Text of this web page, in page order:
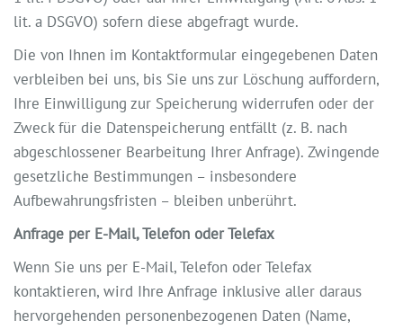
lit. a DSGVO) sofern diese abgefragt wurde.
Die von Ihnen im Kontaktformular eingegebenen Daten
verbleiben bei uns, bis Sie uns zur Löschung auffordern,
Ihre Einwilligung zur Speicherung widerrufen oder der
Zweck für die Datenspeicherung entfällt (z. B. nach
abgeschlossener Bearbeitung Ihrer Anfrage). Zwingende
gesetzliche Bestimmungen – insbesondere
Aufbewahrungsfristen – bleiben unberührt.
Anfrage per E-Mail, Telefon oder Telefax
Wenn Sie uns per E-Mail, Telefon oder Telefax
kontaktieren, wird Ihre Anfrage inklusive aller daraus
hervorgehenden personenbezogenen Daten (Name,